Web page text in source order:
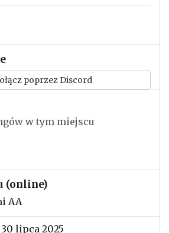
poprzez Discord
w tym miejscu
(online)
AA
lipca 2025